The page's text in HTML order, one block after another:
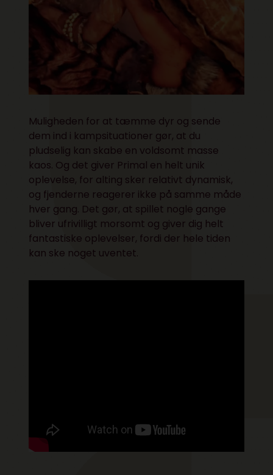
Muligheden for at tæmme dyr og sende
dem ind i kampsituationer gør, at du
pludselig kan skabe en voldsomt masse
kaos. Og det giver Primal en helt unik
oplevelse, for alting sker relativt dynamisk,
og fjenderne reagerer ikke på samme måde
hver gang. Det gør, at spillet nogle gange
bliver ufrivilligt morsomt og giver dig helt
fantastiske oplevelser, fordi der hele tiden
kan ske noget uventet.